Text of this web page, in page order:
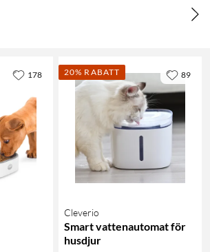
178 20% RABATT
Cleverio
Smart vattenautomat för
husdjur
89